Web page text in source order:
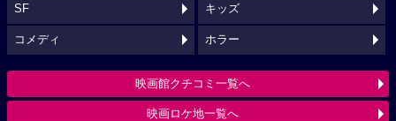
SF キッズ
コメディ ホラー
映画館クチコミ一覧へ
映画ロケ地一覧へ